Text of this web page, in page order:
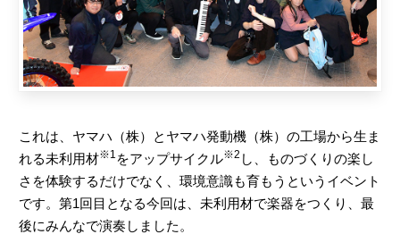
これは、ヤマハ（株）とヤマハ発動機（株）の工場から生ま
れる未利用材※1 をアップサイクル※2 し、ものづくりの楽し
さを体験するだけでなく、環境意識も育もうというイベント
です。第1回目となる今回は、未利用材で楽器をつくり、最
後にみんなで演奏しました。